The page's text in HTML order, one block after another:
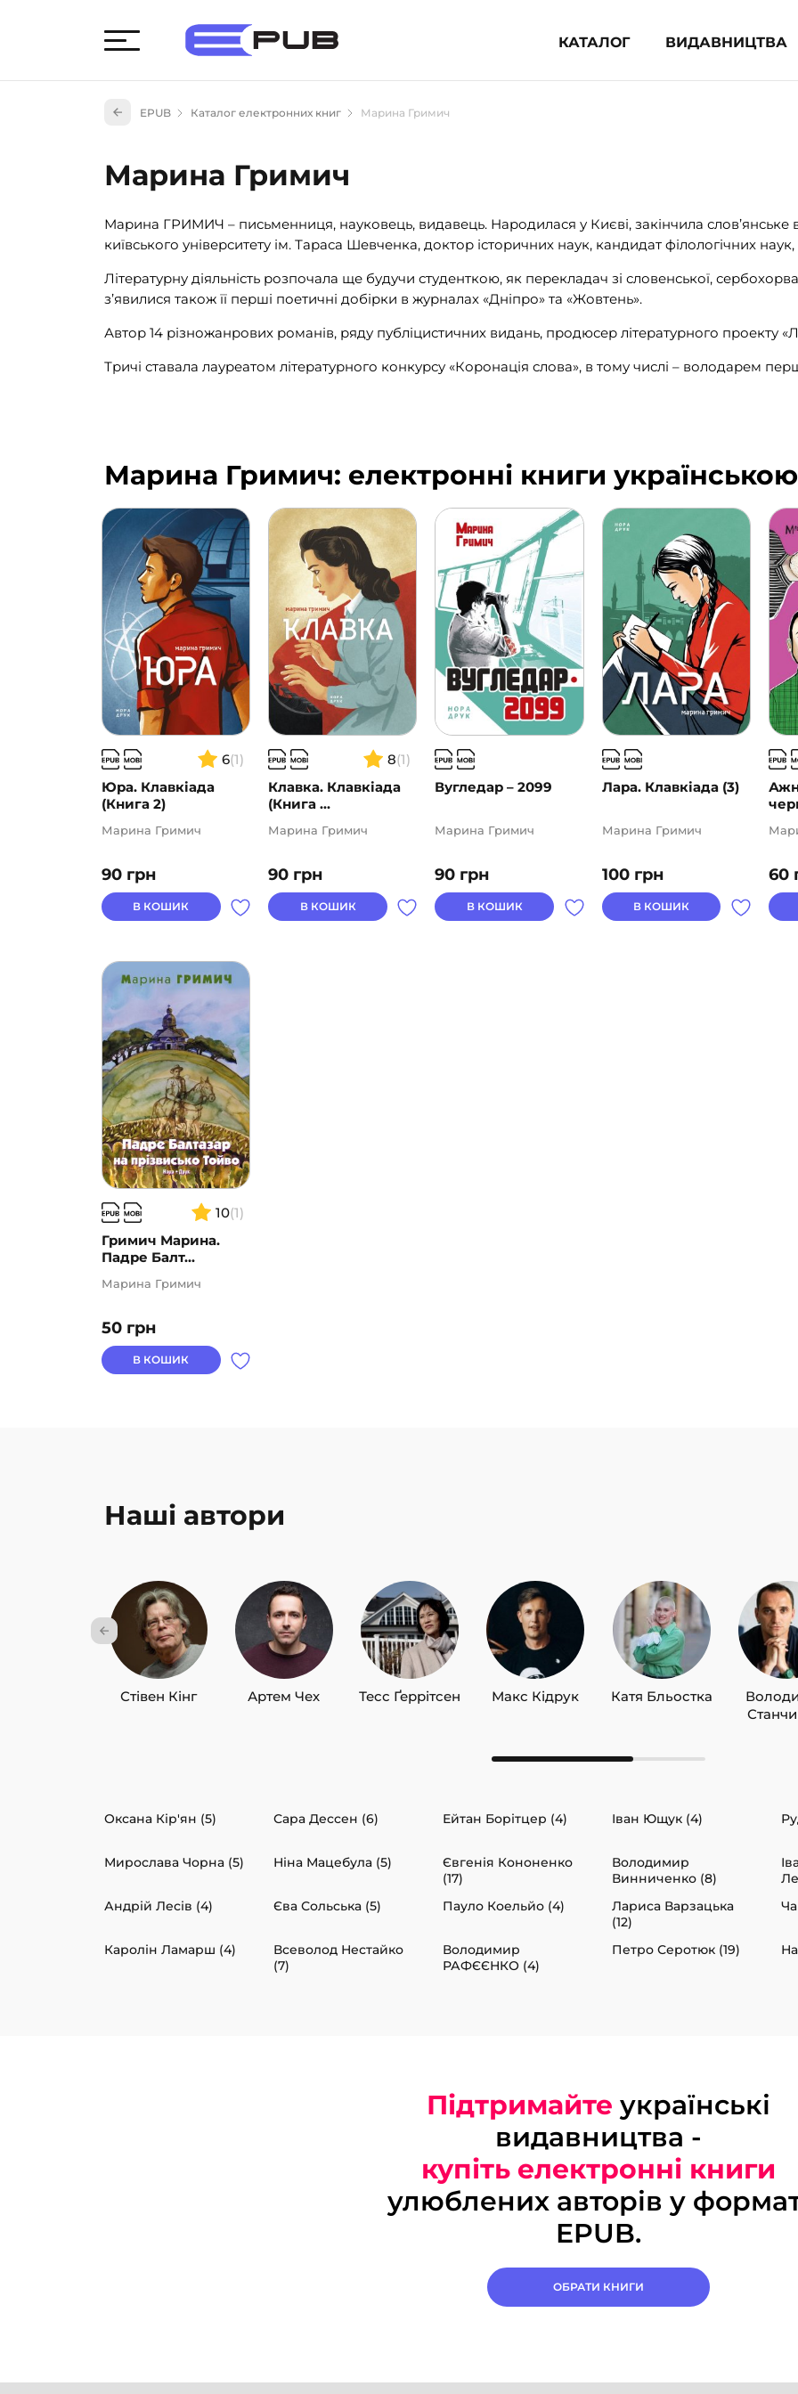
КАТАЛОГ ВИДАВНИЦТВА
Художня література (1854)
(527)
(55)
Подарункові сертифікати (1)
EPUB Каталог електронних книг Марина Гримич
Марина Гримич
Марина ГРИМИЧ – письменниця, науковець, видавець. Народилася у Києві, закінчила слов’янське
київського університету ім. Тараса Шевченка, доктор історичних наук, кандидат філологічних
Літературну діяльність розпочала ще будучи студенткою, як перекладач зі словенської,
з’явилися також її перші поетичні добірки в журналах «Дніпро» та «Жовтень».
Автор 14 різножанрових романів, ряду публіцистичних видань, продюсер літературного проекту
Тричі ставала лауреатом літературного конкурсу «Коронація слова», в тому числі – володарем
Марина Гримич: електронні книги українською
6(1)
Юра. Клавкіада
(Книга 2)
90 грн
Марина Гримич
В КОШИК
8(1)
Клавка. Клавкіада
(Книга ...
90 грн
Марина Гримич
В КОШИК
Вугледар – 2099
90 грн
Марина Гримич
В КОШИК
Лара. Клавкіада (3)
100 грн
Марина Гримич
В КОШИК
60
10(1)
Гримич Марина.
Падре Балт...
50 грн
Марина Гримич
В КОШИК
Наші автори
Стівен Кінг Артем Чех Тесс Ґеррітсен Макс Кідрук Катя Бльостка
Оксана Кір'ян (5) Сара Дессен (6) Ейтан Борітцер (4) Іван Ющук (4)
Мирослава Чорна (5) Ніна Мацебула (5)
Євгенія Кононенко
(17)
Володимир
Винниченко (8)
Андрій Лесів (4)
Єва Сольська (5) Пауло Коельйо (4)
Лариса Варзацька
(12)
Каролін Ламарш (4)
Всеволод Нестайко
(7)
Володимир
РАФЄЄНКО (4)
Петро Серотюк (19)
Підтримайте українські
видавництва -
купіть електронні книги
улюблених авторів у
EPUB.
ОБРАТИ КНИГИ